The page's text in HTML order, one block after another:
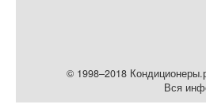
© 1998–2018
Вся